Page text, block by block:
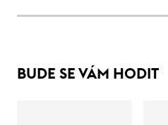
BUDE SE VÁM HODIT